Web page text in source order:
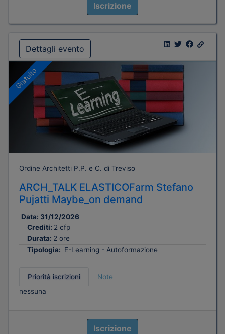
Iscrizione
Dettagli evento
Gratuito
Ordine Architetti P.P. e C. di Treviso
ARCH_TALK ELASTICOFarm Stefano
Pujatti Maybe_on demand
Data: 31/12/2026
Crediti: 2 cfp
Durata: 2 ore
Tipologia: E-Learning - Autoformazione
Priorità iscrizioni
Note
nessuna
Iscrizione